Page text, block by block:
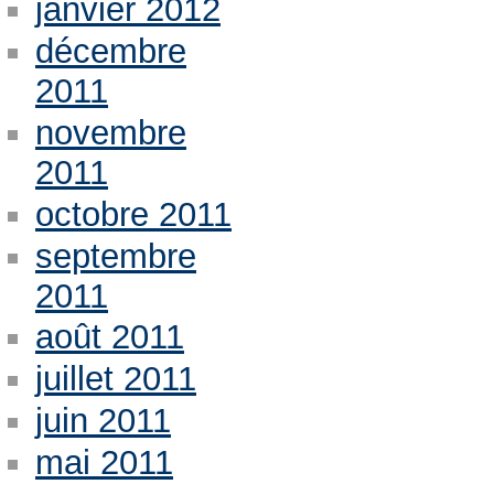
janvier 2012
décembre
2011
novembre
2011
octobre 2011
septembre
2011
août 2011
juillet 2011
juin 2011
mai 2011